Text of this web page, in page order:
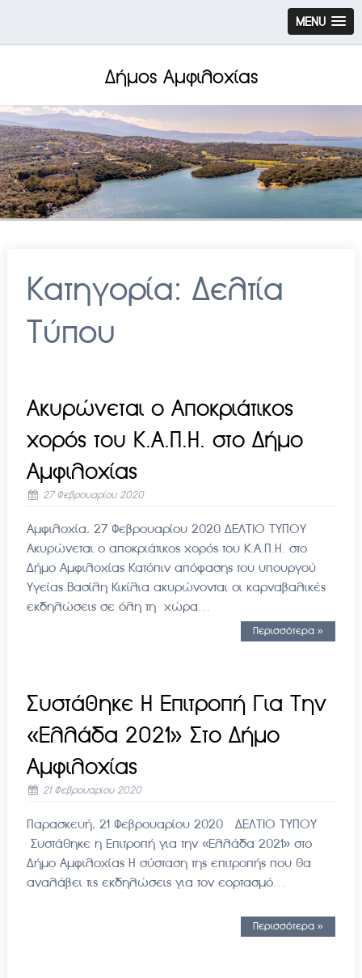
MENU
Δήμος Αμφιλοχίας
Κατηγορία: Δελτία
Τύπου
Ακυρώνεται ο Αποκριάτικος
χορός του Κ.Α.Π.Η. στο Δήμο
Αμφιλοχίας
27 Φεβρουαρίου 2020
Αμφιλοχία, 27 Φεβρουαρίου 2020 ΔΕΛΤΙΟ ΤΥΠΟY
Ακυρώνεται ο αποκριάτικος χορός του Κ.Α.Π.Η. στο
Δήμο Αμφιλοχίας Κατόπιν απόφασης του υπουργού
Υγείας Βασίλη Κικίλια ακυρώνονται οι καρναβαλικές
εκδηλώσεις σε όλη τη χώρα…
Περισσότερα »
Συστάθηκε Η Επιτροπή Για Την
«Ελλάδα 2021» Στο Δήμο
Αμφιλοχίας
21 Φεβρουαρίου 2020
Παρασκευή, 21 Φεβρουαρίου 2020 ΔΕΛΤΙΟ ΤΥΠΟY
Συστάθηκε η Επιτροπή για την «Ελλάδα 2021» στο
Δήμο Αμφιλοχίας Η σύσταση της επιτροπής που θα
αναλάβει τις εκδηλώσεις για τον εορτασμό…
Περισσότερα »